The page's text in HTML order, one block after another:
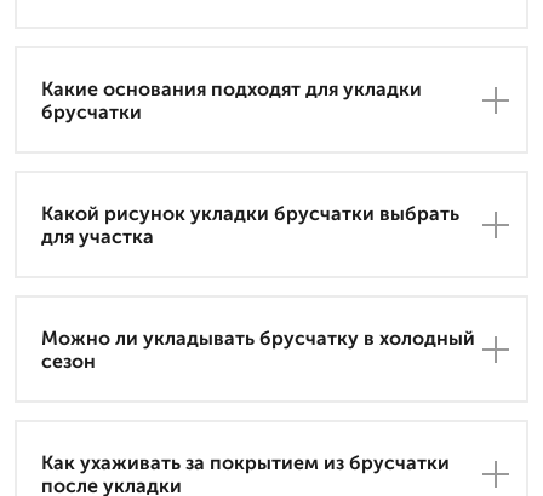
Какие основания подходят для укладки
брусчатки
Какой рисунок укладки брусчатки выбрать
для участка
Можно ли укладывать брусчатку в холодный
сезон
Как ухаживать за покрытием из брусчатки
после укладки